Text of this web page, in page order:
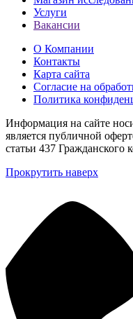
Услуги
Вакансии
О Компании
Контакты
Карта сайта
Согласие на
Политика
Информация на сайте
является публичной
статьи 437 Гражданского
Прокрутить наверх